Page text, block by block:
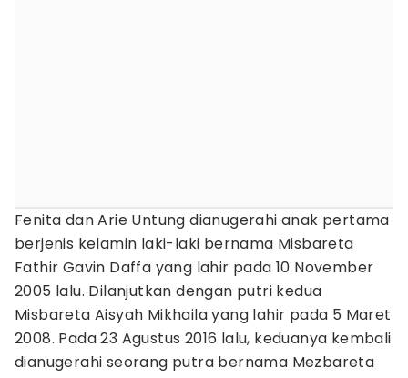
Fenita dan Arie Untung dianugerahi anak pertama
berjenis kelamin laki-laki bernama Misbareta
Fathir Gavin Daffa yang lahir pada 10 November
2005 lalu. Dilanjutkan dengan putri kedua
Misbareta Aisyah Mikhaila yang lahir pada 5 Maret
2008. Pada 23 Agustus 2016 lalu, keduanya kembali
dianugerahi seorang putra bernama Mezbareta